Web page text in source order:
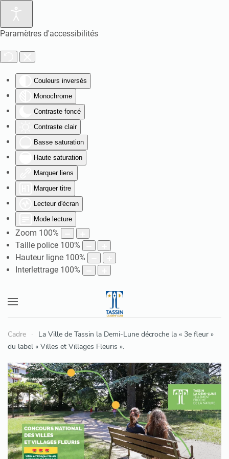
Paramètres d'accessibilités
Couleurs inversés
Monochrome
Contraste foncé
Contraste clair
Basse saturation
Haute saturation
Marquer liens
Marquer titre
Lecteur d'écran
Mode lecture
Zoom 100%
Taille police 100%
Hauteur ligne 100%
Interlettrage 100%
Cadre
La Ville de Tassin la Demi-Lune décroche la « 3e fleur »
du label « Villes et Villages Fleuris ».